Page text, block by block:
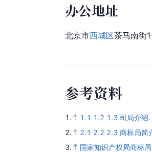
办公地址
北京市西城区茶马南街
参考资料
1. 1.1 1.2 1.3 司局介绍.
2.
2.1 2.2 2.3 商标局简
3.
国家知识产权局商标